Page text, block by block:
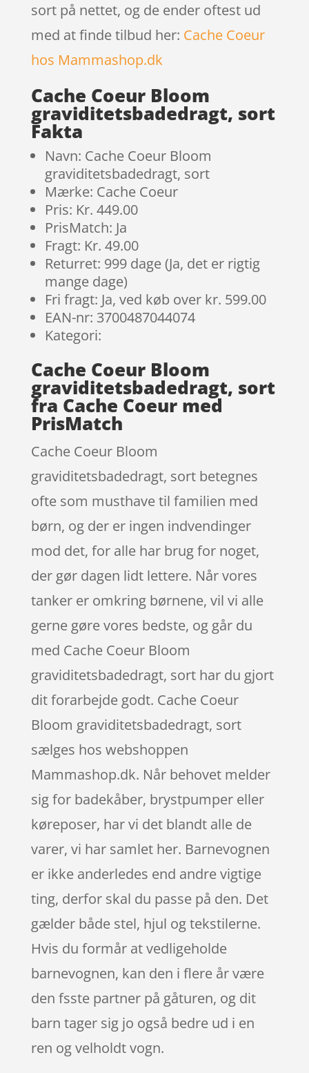
sort på nettet, og de ender oftest ud
med at finde tilbud her: Cache Coeur
hos Mammashop.dk
Cache Coeur Bloom
graviditetsbadedragt, sort
Fakta
Navn: Cache Coeur Bloom
graviditetsbadedragt, sort
Mærke: Cache Coeur
Pris: Kr. 449.00
PrisMatch: Ja
Fragt: Kr. 49.00
Returret: 999 dage (Ja, det er rigtig
mange dage)
Fri fragt: Ja, ved køb over kr. 599.00
EAN-nr: 3700487044074
Kategori:
Cache Coeur Bloom
graviditetsbadedragt, sort
fra Cache Coeur med
PrisMatch
Cache Coeur Bloom
graviditetsbadedragt, sort betegnes
ofte som musthave til familien med
børn, og der er ingen indvendinger
mod det, for alle har brug for noget,
der gør dagen lidt lettere. Når vores
tanker er omkring børnene, vil vi alle
gerne gøre vores bedste, og går du
med Cache Coeur Bloom
graviditetsbadedragt, sort har du gjort
dit forarbejde godt. Cache Coeur
Bloom graviditetsbadedragt, sort
sælges hos webshoppen
Mammashop.dk. Når behovet melder
sig for badekåber, brystpumper eller
køreposer, har vi det blandt alle de
varer, vi har samlet her. Barnevognen
er ikke anderledes end andre vigtige
ting, derfor skal du passe på den. Det
gælder både stel, hjul og tekstilerne.
Hvis du formår at vedligeholde
barnevognen, kan den i flere år være
den fsste partner på gåturen, og dit
barn tager sig jo også bedre ud i en
ren og velholdt vogn.